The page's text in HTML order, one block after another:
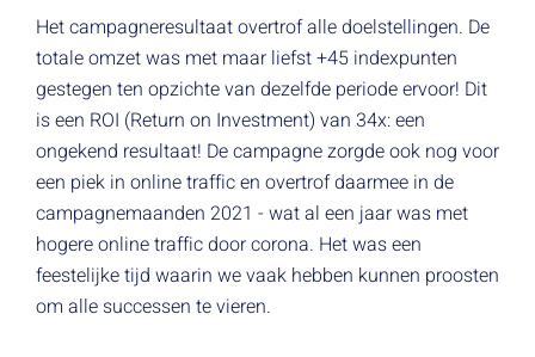
Het campagneresultaat overtrof alle doelstellingen. De
totale omzet was met maar liefst +45 indexpunten
gestegen ten opzichte van dezelfde periode ervoor! Dit
is een ROI (Return on Investment) van 34x: een
ongekend resultaat! De campagne zorgde ook nog voor
een piek in online traffic en overtrof daarmee in de
campagnemaanden 2021 - wat al een jaar was met
hogere online traffic door corona. Het was een
feestelijke tijd waarin we vaak hebben kunnen proosten
om alle successen te vieren.